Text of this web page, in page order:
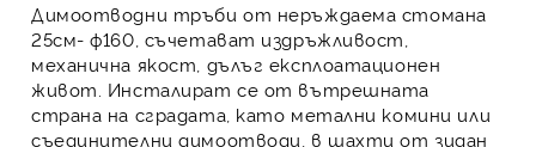
Димоотводни тръби от неръждаема стомана
25см- ф160 , съчетават издръжливост,
механична якост, дълъг експлоатационен
живот. Инсталират се от вътрешната
страна на сградата, като метални комини или
съединителни димоотводи, в шахти от зидан